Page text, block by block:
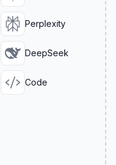
Perplexity
DeepSeek
Code